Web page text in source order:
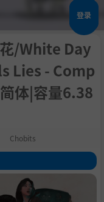
登录
/White Day
Lies - Comp
体|容量6.38
Chobits